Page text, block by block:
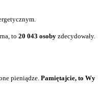
to 20 043 osoby zdecydowały.
pieniądze. Pamiętajcie, to Wy